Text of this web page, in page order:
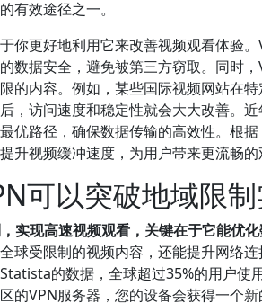
有效途径之一。
你更好地利用它来改善视频观看体验
数据安全，避免被第三方窃取。同时
的内容。例如，某些国际视频网站在
，访问速度和稳定性就会大大改善。
优路径，确保数据传输的高效性。根
升视频缓冲速度，为用户带来更流畅的
可以突破地域限
实现高速视频观看，关键在于它能优
球受限制的视频内容，还能提升网络
的数据，全球超过35%的用户使
的VPN服务器，您的设备会获得一个